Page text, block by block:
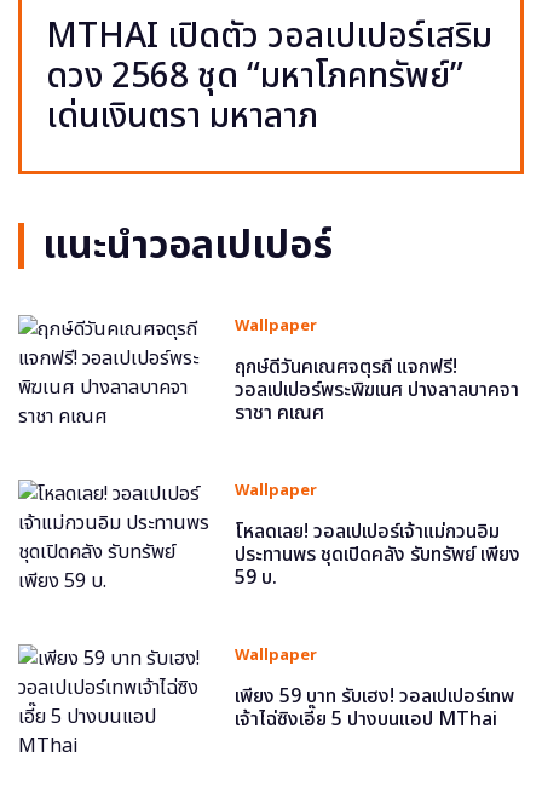
MTHAI เปิดตัว วอลเปเปอร์เสริม
ดวง 2568 ชุด “มหาโภคทรัพย์”
เด่นเงินตรา มหาลาภ
แนะนำวอลเปเปอร์
Wallpaper
ฤกษ์ดีวันคเณศจตุรถี แจกฟรี!
วอลเปเปอร์พระพิฆเนศ ปางลาลบาคจา
ราชา คเณศ
Wallpaper
โหลดเลย! วอลเปเปอร์เจ้าแม่กวนอิม
ประทานพร ชุดเปิดคลัง รับทรัพย์ เพียง
59 บ.
Wallpaper
เพียง 59 บาท รับเฮง! วอลเปเปอร์เทพ
เจ้าไฉ่ซิงเอี๊ย 5 ปางบนแอป MThai